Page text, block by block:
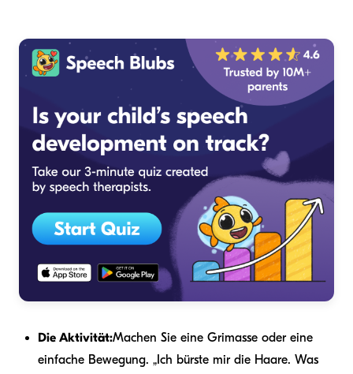
Die Aktivität:Machen Sie eine Grimasse oder eine
einfache Bewegung. „Ich bürste mir die Haare. Was